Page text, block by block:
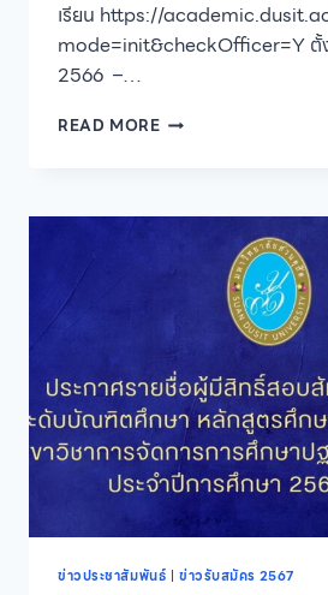
เรียน https://
mode=init&checkOfficer=Y ตั้
2566 –…
READ MOREประกาศ
นโยบาย
การ
รับ
คน
พิการ
เข้า
ศึกษา
ใน
ปริญญา
ประจำ
ข่าวประชาสัมพันธ์ | ข่าวรับสมัคร 2567